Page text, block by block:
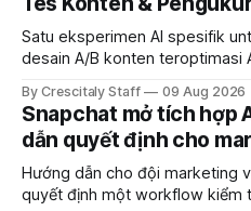
Satu eksperimen AI spesifik
desain A/B konten teroptimasi
By Crescitaly Staff 09 Aug 2026
Snapchat mở tích hợp
dẫn quyết định cho
Hướng dẫn cho đội marketing
quyết định một workflow kiểm